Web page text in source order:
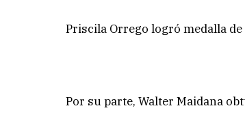
Priscila Orrego logró medalla
Por su parte, Walter Maidana